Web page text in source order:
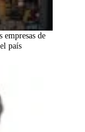
de
país